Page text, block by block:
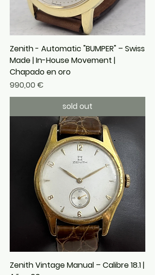
Zenith - Automatic "BUMPER" – Swiss
Made | In-House Movement |
Chapado en oro
Precio
990,00 €
sold out
Zenith Vintage Manual – Calibre 18.1 |